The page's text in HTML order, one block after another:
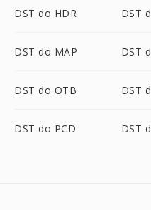
DST do HDR DST
DST do MAP DST
DST do OTB DST
DST do PCD DST